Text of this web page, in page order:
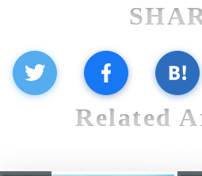
Related